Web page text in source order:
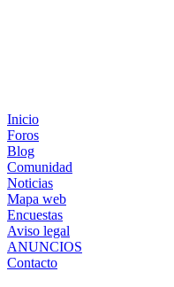
Inicio
Foros
Blog
Comunidad
Noticias
Mapa web
Encuestas
Aviso legal
ANUNCIOS
Contacto